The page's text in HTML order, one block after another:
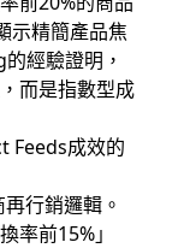
示精簡產品焦
經驗證明，
而是指數型成
Feeds成效的
行銷邏輯。
率前15%」